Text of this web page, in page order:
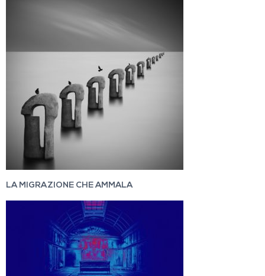
LA MIGRAZIONE CHE AMMALA